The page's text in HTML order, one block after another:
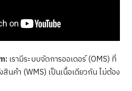
เรามีระบบจัดการออเดอร์ (OMS) ที่
นค้า (WMS) เป็นเนื้อเดียวกัน ไม่ต้อง